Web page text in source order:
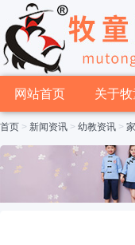
网站首页 关于
首页 > 新闻资讯 > 幼教资讯 >